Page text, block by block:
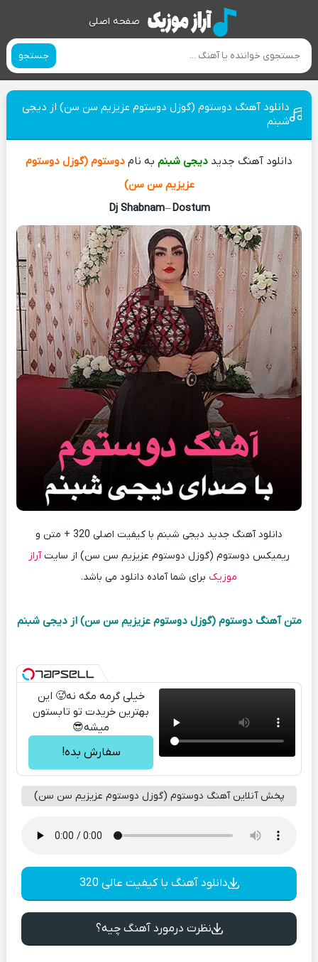
صفحه اصلی
جستجو
دانلود آهنگ دوستوم (گوزل دوستوم عزیزیم سن سن) از دیجی
شبنم
دانلود آهنگ جدید دیجی شبنم به نام دوستوم (گوزل دوستوم
عزیزیم سن سن)
Dj Shabnam–Dostum
دانلود آهنگ جدید دیجی شبنم با کیفیت اصلی 320 + متن و
ریمیکس دوستوم (گوزل دوستوم عزیزیم سن سن) از سایتآراز
موزیک برای شما آماده دانلود می باشد.
متن آهنگ دوستوم (گوزل دوستوم عزیزیم سن سن) از دیجی شبنم
خیلی گرمه مگه نه🥵 این
بهترین خریدت تو تابستون
میشه😎
سفارش بده!
پخش آنلاین آهنگ دوستوم (گوزل دوستوم عزیزیم سن سن)
دانلود آهنگ با کیفیت عالی 320
نظرت درمورد آهنگ چیه؟